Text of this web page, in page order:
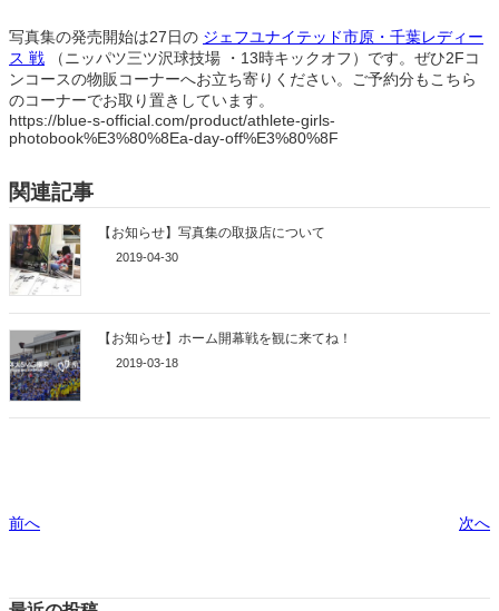
写真集の発売開始は27日の ジェフユナイテッド市原・千葉レディー
ス 戦 （ニッパツ三ツ沢球技場 ・13時キックオフ）です。ぜひ2Fコ
ンコースの物販コーナーへお立ち寄りください。ご予約分もこちら
のコーナーでお取り置きしています。
https://blue-s-official.com/product/athlete-girls-
photobook%E3%80%8Ea-day-off%E3%80%8F
関連記事
【お知らせ】写真集の取扱店について
2019-04-30
【お知らせ】ホーム開幕戦を観に来てね！
2019-03-18
前へ 次へ